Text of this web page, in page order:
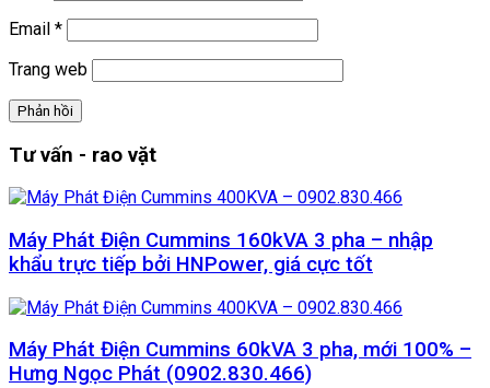
Email *
Trang web
Tư vấn - rao vặt
Máy Phát Điện Cummins 160kVA 3 pha – nhập
khẩu trực tiếp bởi HNPower, giá cực tốt
Máy Phát Điện Cummins 60kVA 3 pha, mới 100% –
Hưng Ngọc Phát (0902.830.466)